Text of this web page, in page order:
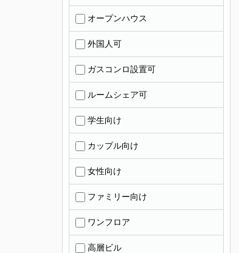
オープンハウス
外国人可
ガスコンロ設置可
ルームシェア可
学生向け
カップル向け
女性向け
ファミリー向け
ワンフロア
高層ビル